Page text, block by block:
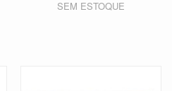
SEM ESTOQUE